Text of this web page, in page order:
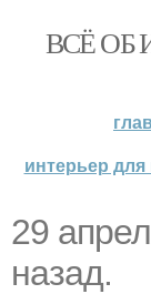
ВСЁ ОБ
интерьер
29
назад.